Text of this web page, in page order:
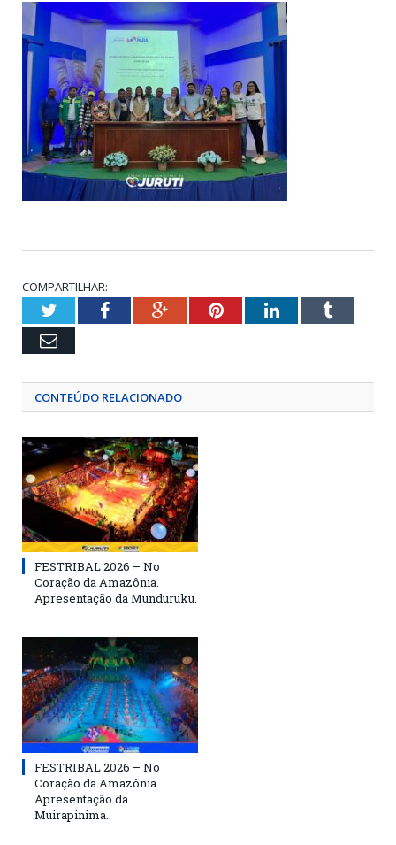
COMPARTILHAR:
TwitterFacebookGoogle+PinterestLinkedInTumblr
Email
CONTEÚDO RELACIONADO
FESTRIBAL 2026 – No
Coração da Amazônia.
Apresentação da Munduruku.
FESTRIBAL 2026 – No
Coração da Amazônia.
Apresentação da
Muirapinima.